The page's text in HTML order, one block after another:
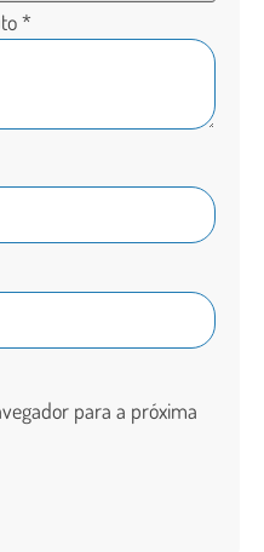
*
para a próxima